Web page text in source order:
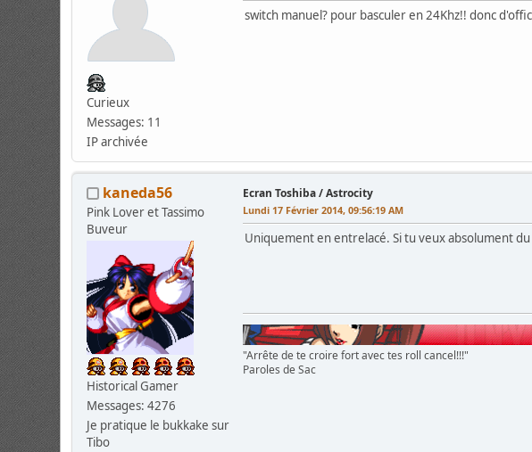
Curieux
Messages: 11
IP archivée
switch manuel? pour basculer en 24Khz!! donc
kaneda56
Pink Lover et Tassimo
Buveur
Historical Gamer
Messages: 4276
Je pratique le bukkake sur
Tibo
Ecran Toshiba / Astrocity
Lundi 17 Février 2014, 09:56:19 AM
Uniquement en entrelacé. Si tu veux absolument
"Arrête de te croire fort avec tes roll cancel!!!"
Paroles de Sac